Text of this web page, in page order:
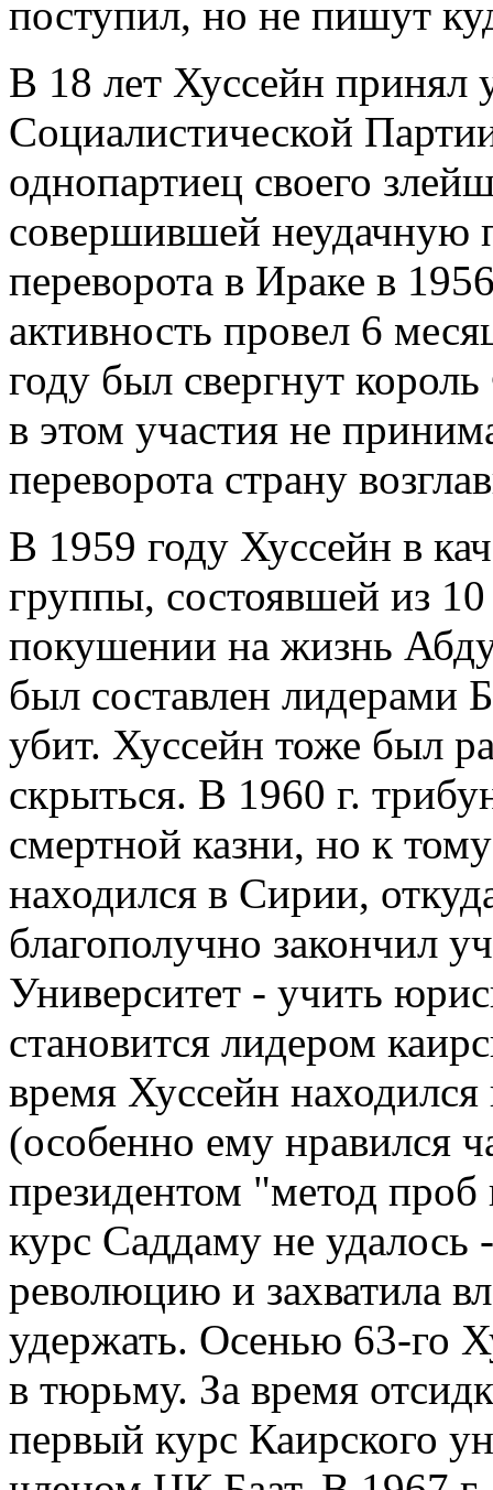
поступил, но не пишут
В 18 лет Хуссейн принял
Социалистической
однопартиец своего
совершившей неудачную
переворота в Ираке в
активность провел 6
году был свергнут
в этом участия не
переворота страну
В 1959 году Хуссейн в
группы, состоявшей из 10
покушении на жизнь
был составлен лидерами
убит. Хуссейн тоже был
скрыться. В 1960 г.
смертной казни, но к
находился в Сирии,
благополучно закончил
Университет - учить
становится лидером
время Хуссейн
(особенно ему нравился
президентом "метод
курс Саддаму не удалось
революцию и захватила
удержать. Осенью 63-го
в тюрьму. За время
первый курс Каирского